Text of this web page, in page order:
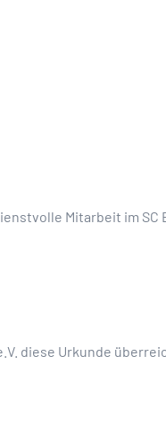
Mitarbeit im SC
diese Urkunde